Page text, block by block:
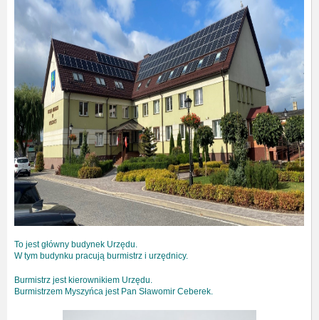
To jest główny budynek Urzędu.
W tym budynku pracują burmistrz i urzędnicy.
Burmistrz jest kierownikiem Urzędu.
Burmistrzem Myszyńca jest Pan Sławomir Ceberek.